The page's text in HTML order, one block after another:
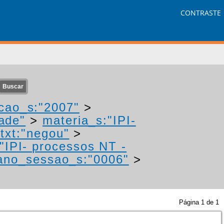
CONTRASTE
>
> materia_s:"IPI-
>
processos NT -
>
Página 1 de 1